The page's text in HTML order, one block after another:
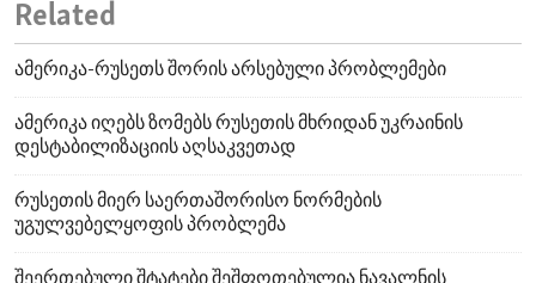
Related
ამერიკა-რუსეთს შორის არსებული პრობლემები
ამერიკა იღებს ზომებს რუსეთის მხრიდან უკრაინის
დესტაბილიზაციის აღსაკვეთად
რუსეთის მიერ საერთაშორისო ნორმების
უგულვებელყოფის პრობლემა
შეერთებული შტატები შეშფოთებულია ნავალნის